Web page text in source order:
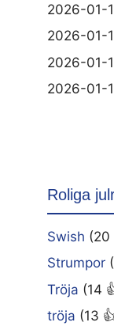
2026-01-
2026-01-
2026-01-
2026-01-
Roliga
Swish (20
Strumpor
Tröja (14
tröja (13